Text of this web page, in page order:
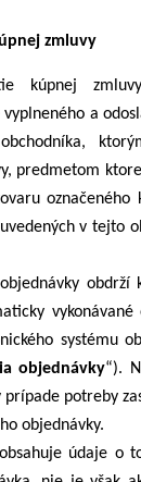
zmluvy
kúpnej
a
predmetom
označeného
v tejto
obdrží
systému
objednávky“).
prípade potreby
objednávky.
údaje o